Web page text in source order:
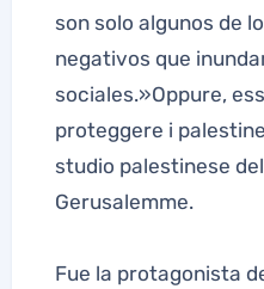
son solo algunos de
negativos que
sociales.»Oppure,
proteggere i
studio palestinese
Gerusalemme.
Fue la protagonista